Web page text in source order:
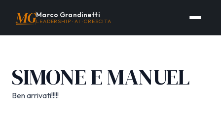
MGMarco Grandinetti
LEADERSHIP · AI · CRESCITA
SIMONE E MANUEL
Ben arrivati!!!!!